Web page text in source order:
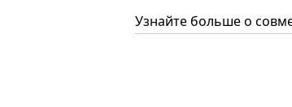
Узнайте больше о